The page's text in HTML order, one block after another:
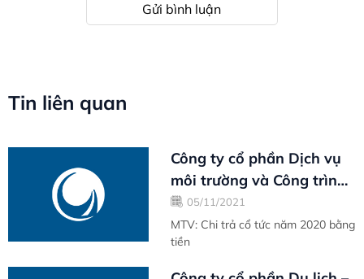
Gửi bình luận
Tin liên quan
Công ty cổ phần Dịch vụ
môi trường và Công trình
đô thị Vũng Tàu
05/11/2021
MTV: Chi trả cổ tức năm 2020 bằng
tiền